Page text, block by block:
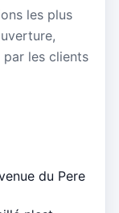
les plus
par les clients
du Pere